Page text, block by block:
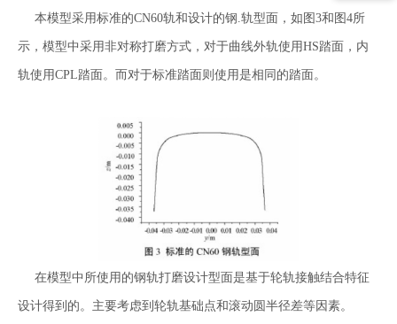
本模型采用标准的CN60轨和设计的钢.轨型面，如图3和图4所
示，模型中采用非对称打磨方式，对于曲线外轨使用HS踏面，内
轨使用CPL踏面。而对于标准踏面则使用是相同的踏面。
在模型中所使用的钢轨打磨设计型面是基于轮轨接触结合特征
设计得到的。主要考虑到轮轨基础点和滚动圆半径差等因素。